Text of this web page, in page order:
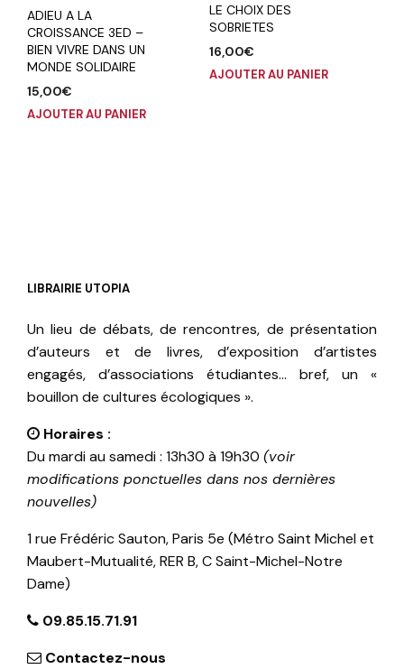
ADIEU A LA
CROISSANCE 3ED –
BIEN VIVRE DANS UN
MONDE SOLIDAIRE
15,00€
AJOUTER AU PANIER
LE CHOIX DES
SOBRIETES
16,00€
AJOUTER AU PANIER
LIBRAIRIE UTOPIA
Un lieu de débats, de rencontres, de présentation
d’auteurs et de livres, d’exposition d’artistes
engagés, d’associations étudiantes… bref, un «
bouillon de cultures écologiques ».
Horaires :
Du mardi au samedi : 13h30 à 19h30 (voir
modifications ponctuelles dans nos dernières
nouvelles)
1 rue Frédéric Sauton, Paris 5e (Métro Saint Michel et
Maubert-Mutualité, RER B, C Saint-Michel-Notre
Dame)
09.85.15.71.91
Contactez-nous